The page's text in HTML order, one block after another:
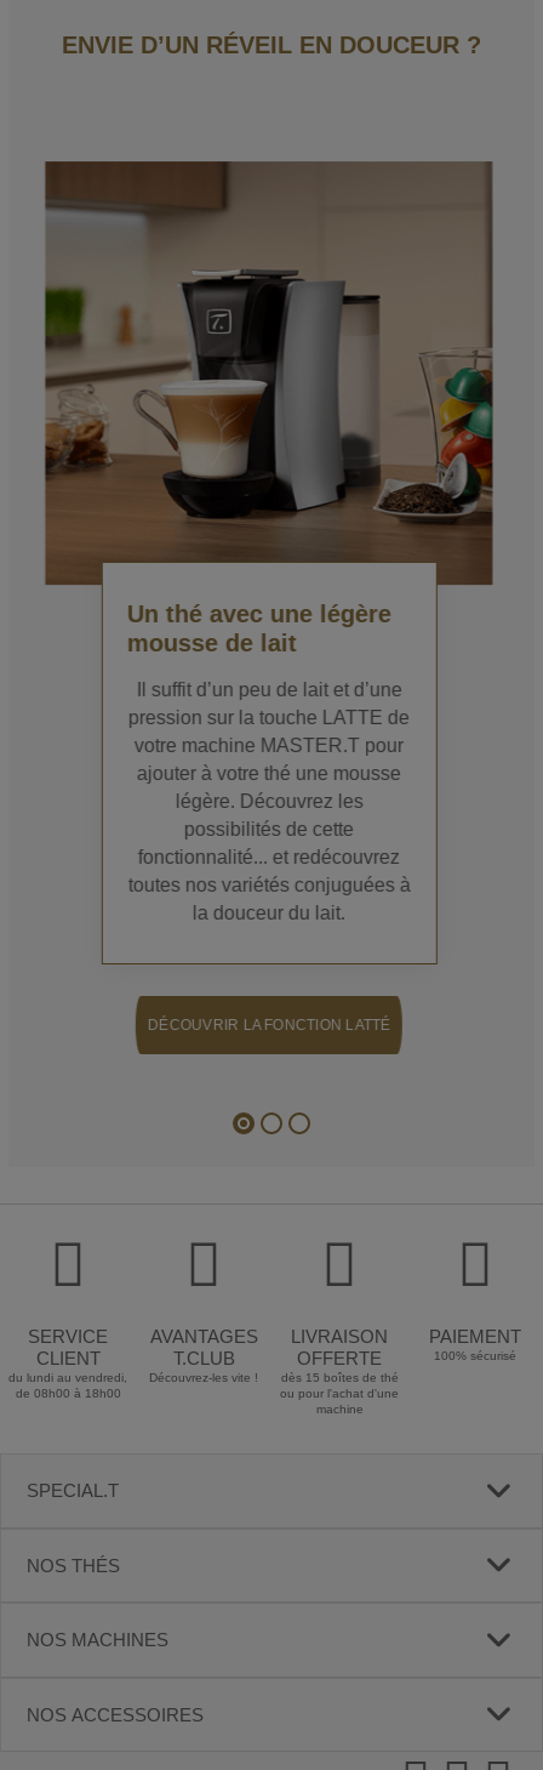
ENVIE D’UN RÉVEIL EN DOUCEUR ?
Un thé avec une légère
mousse de lait
Il suffit d’un peu de lait et d’une
pression sur la touche LATTE de
votre machine MASTER.T pour
ajouter à votre thé une mousse
légère. Découvrez les
possibilités de cette
fonctionnalité... et redécouvrez
toutes nos variétés conjuguées à
la douceur du lait.
DÉCOUVRIR LA FONCTION LATTÉ
SERVICE
CLIENT
du lundi au vendredi,
de 08h00 à 18h00
AVANTAGES
T.CLUB
Découvrez-les vite !
LIVRAISON
OFFERTE
dès 15 boîtes de thé
ou pour l'achat d'une
machine
PAIEMENT
100% sécurisé
SPECIAL.T
NOS THÉS
NOS MACHINES
NOS ACCESSOIRES